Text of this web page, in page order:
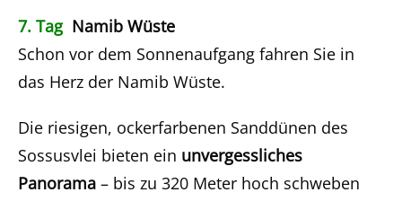
7. Tag Namib Wüste
Schon vor dem Sonnenaufgang fahren Sie in
das Herz der Namib Wüste.
Die riesigen, ockerfarbenen Sanddünen des
Sossusvlei bieten ein unvergessliches
Panorama – bis zu 320 Meter hoch schweben